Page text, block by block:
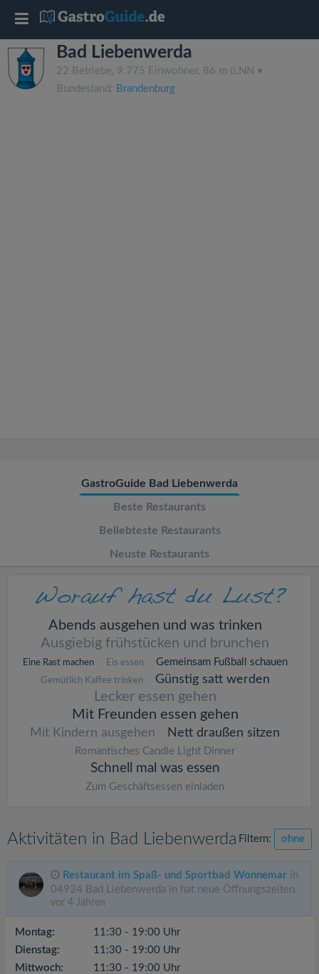
Bad Liebenwerda
22 Betriebe, 9.775 Einwohner, 86 m ü.NN •
Bundesland: Brandenburg
GastroGuide Bad Liebenwerda
Beste Restaurants
Beliebteste Restaurants
Neuste Restaurants
Abends ausgehen und was trinken
Ausgiebig frühstücken und brunchen
Eine Rast machen Eis essen Gemeinsam Fußball schauen
Gemütlich Kaffee trinken Günstig satt werden
Lecker essen gehen
Mit Freunden essen gehen
Mit Kindern ausgehen Nett draußen sitzen
Romantisches Candle Light Dinner
Schnell mal was essen
Zum Geschäftsessen einladen
Aktivitäten in Bad Liebenwerda Filtern: ohne
Restaurant im Spaß- und Sportbad Wonnemar in
04924 Bad Liebenwerda in hat neue Öffnungszeiten.
vor 4 Jahren
Montag:
11:30 - 19:00 Uhr
Dienstag:
11:30 - 19:00 Uhr
Mittwoch:
11:30 - 19:00 Uhr
T
o